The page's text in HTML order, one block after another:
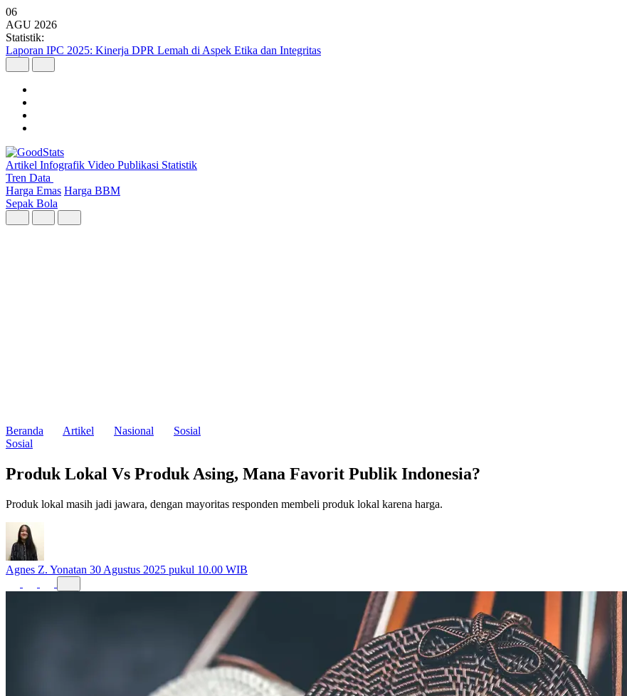
06
AGU 2026
Statistik:
Laporan IPC 2025: Kinerja DPR Lemah di Aspek Etika dan Integritas
Artikel Infografik Video Publikasi Statistik
Tren Data
Harga Emas Harga BBM
Sepak Bola
Beranda Artikel Nasional
Sosial
Sosial
Produk Lokal Vs Produk Asing, Mana Favorit Publik Indonesia?
Produk lokal masih jadi jawara, dengan mayoritas responden membeli produk lokal karena harga.
Agnes Z. Yonatan 30 Agustus 2025 pukul 10.00 WIB